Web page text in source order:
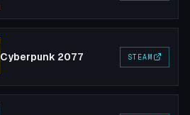
Cyberpunk 2077 STEAM